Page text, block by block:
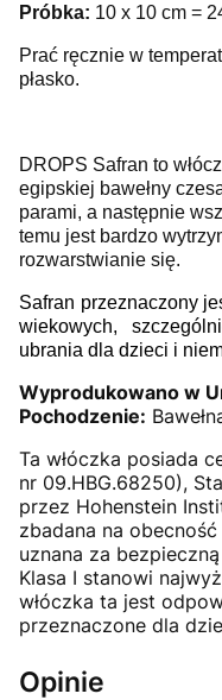
Próbka: 10 x 10 cm =
Prać ręcznie w
płasko.
DROPS Safran to
egipskiej bawełny
parami, a następnie
temu jest bardzo
rozwarstwianie się.
Safran przeznaczony
wiekowych,
ubrania dla dzieci i
Wyprodukowano w
Pochodzenie:
Ta włóczka posiada
nr 09.HBG.68250),
przez Hohenstein
zbadana na
uznana za
Klasa I stanowi
włóczka ta jest
przeznaczone dla
Opinie